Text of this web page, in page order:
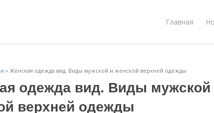
Главная
» Женская одежда вид. Виды мужской и женской верхней одежды
одежда вид. Виды мужской
верхней одежды